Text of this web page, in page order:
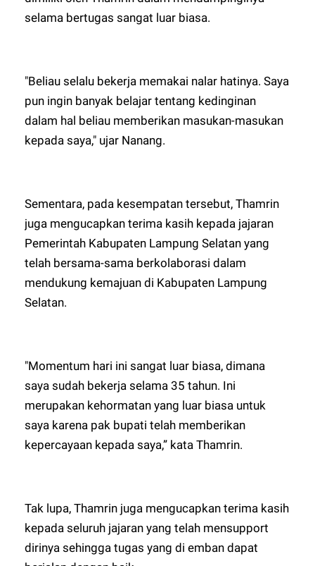
selama bertugas sangat luar biasa.
"Beliau selalu bekerja memakai nalar hatinya. Saya
pun ingin banyak belajar tentang kedinginan
dalam hal beliau memberikan masukan-masukan
kepada saya," ujar Nanang.
Sementara, pada kesempatan tersebut, Thamrin
juga mengucapkan terima kasih kepada jajaran
Pemerintah Kabupaten Lampung Selatan yang
telah bersama-sama berkolaborasi dalam
mendukung kemajuan di Kabupaten Lampung
Selatan.
"Momentum hari ini sangat luar biasa, dimana
saya sudah bekerja selama 35 tahun. Ini
merupakan kehormatan yang luar biasa untuk
saya karena pak bupati telah memberikan
kepercayaan kepada saya,” kata Thamrin.
Tak lupa, Thamrin juga mengucapkan terima kasih
kepada seluruh jajaran yang telah mensupport
dirinya sehingga tugas yang di emban dapat